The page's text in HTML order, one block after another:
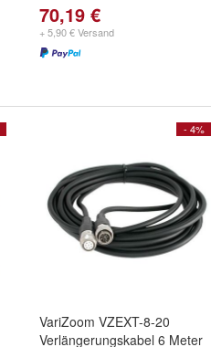
70,19 €
+ 5,90 € Versand
- 4%
VariZoom VZEXT-8-20
Verlängerungskabel 6 Meter